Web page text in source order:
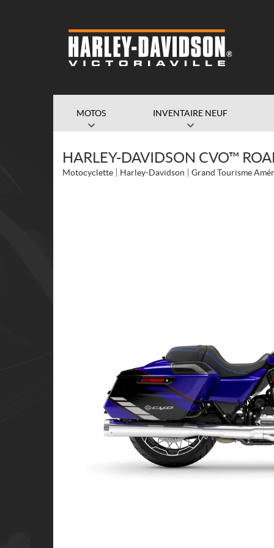
MOTOS INVENTAIRE NEUF
HARLEY-DAVIDSON CVO™
Motocyclette Harley-Davidson Grand Tourisme